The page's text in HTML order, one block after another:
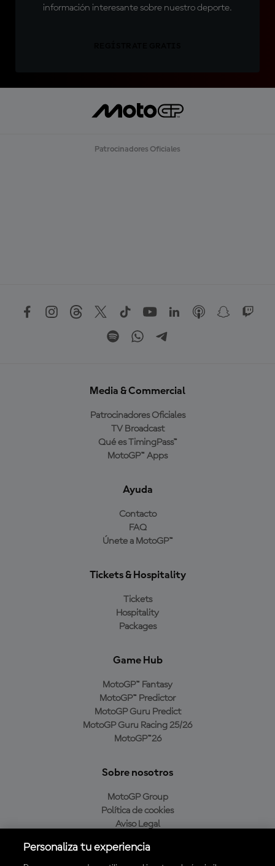
información interesante sobre nuestro deporte.
Patrocinadores Oficiales
Media & Commercial
Patrocinadores Oficiales
TV Broadcast
Qué es TimingPass™
MotoGP™ Apps
Ayuda
Contacto
FAQ
Únete a MotoGP™
Tickets & Hospitality
Tickets
Hospitality
Packages
Game Hub
MotoGP™ Fantasy
MotoGP™ Predictor
MotoGP Guru Predict
MotoGP Guru Racing 25/26
MotoGP™26
Sobre nosotros
MotoGP Group
Política de cookies
Aviso Legal
Política de compra
Personaliza tu experiencia